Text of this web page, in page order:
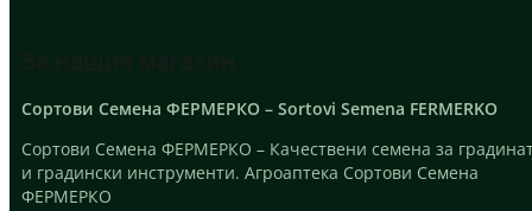
Сортови Семена ФЕРМЕРКО – Sortovi Semena FERMERKO
Сортови Семена ФЕРМЕРКО – Качествени семена за
и градински инструменти. Агроаптека Сортови Семена
ФЕРМЕРКО